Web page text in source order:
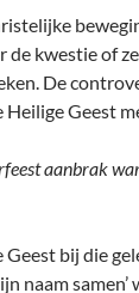
de kwestie of
De
Geest
aanbrak
bij die
naam samen’